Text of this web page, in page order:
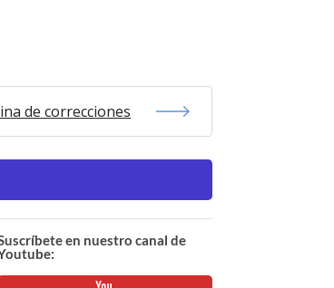
de correcciones
en nuestro canal de